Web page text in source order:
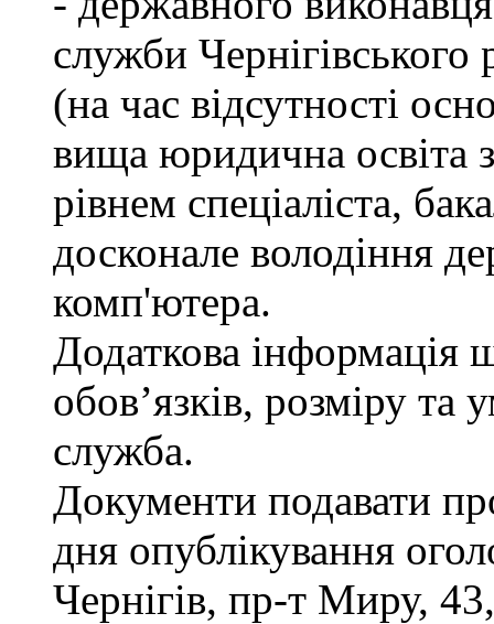
служби Чернігівського
(на час відсутності
вища юридична освіта
рівнем спеціаліста,
досконале володіння
комп'ютера.
Додаткова інформація
обов’язків, розміру та
служба.
Документи подавати
дня опублікування
Чернігів, пр-т Миру,